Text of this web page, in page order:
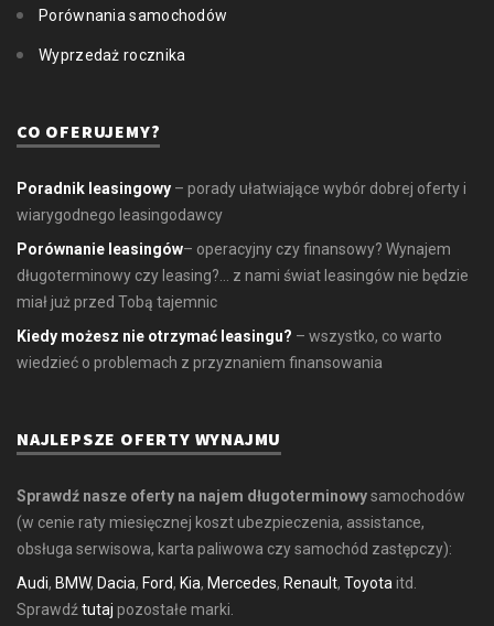
Porównania samochodów
Wyprzedaż rocznika
CO OFERUJEMY?
Poradnik leasingowy – porady ułatwiające wybór dobrej oferty i
wiarygodnego leasingodawcy
Porównanie leasingów– operacyjny czy finansowy? Wynajem
długoterminowy czy leasing?... z nami świat leasingów nie będzie
miał już przed Tobą tajemnic
Kiedy możesz nie otrzymać leasingu? – wszystko, co warto
wiedzieć o problemach z przyznaniem finansowania
NAJLEPSZE OFERTY WYNAJMU
Sprawdź nasze oferty na najem długoterminowysamochodów
(w cenie raty miesięcznej koszt ubezpieczenia, assistance,
obsługa serwisowa, karta paliwowa czy samochód zastępczy):
Audi, BMW, Dacia, Ford, Kia, Mercedes, Renault, Toyota itd.
Sprawdź tutaj pozostałe marki.